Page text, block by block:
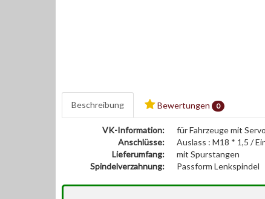
Beschreibung Bewertungen 0
VK-Information:
für Fahrzeuge mit
Anschlüsse:
Auslass : M18 * 1,5 /
Lieferumfang:
mit Spurstangen
Spindelverzahnung:
Passform Lenkspindel